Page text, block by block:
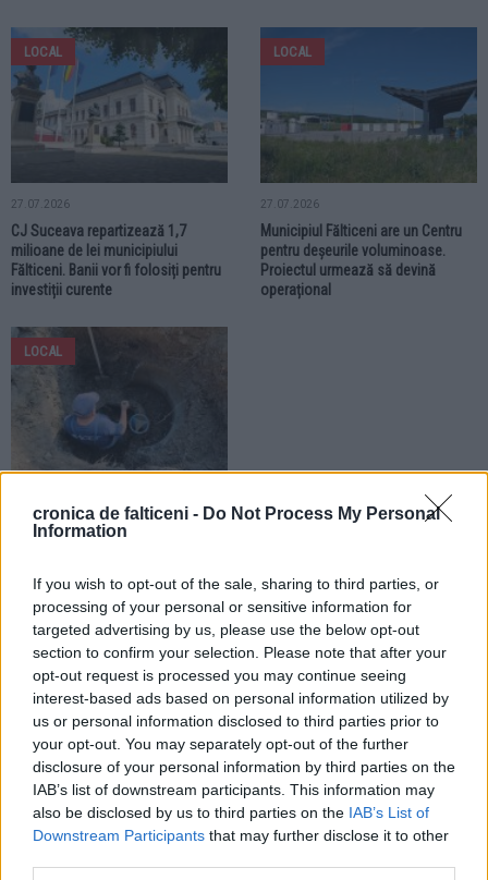
cronica de falticeni - Do Not Process My Personal
Information
If you wish to opt-out of the sale, sharing to third parties, or
processing of your personal or sensitive information for
targeted advertising by us, please use the below opt-out
section to confirm your selection. Please note that after your
opt-out request is processed you may continue seeing
interest-based ads based on personal information utilized by
us or personal information disclosed to third parties prior to
your opt-out. You may separately opt-out of the further
disclosure of your personal information by third parties on the
IAB’s list of downstream participants. This information may
also be disclosed by us to third parties on the IAB’s List of
Downstream Participants that may further disclose it to other
LOCAL
27.07.2026
CJ Suceava repartizează 1,7
milioane de lei municipiului
Fălticeni. Banii vor fi folosiți pentru
investiții curente
LOCAL
27.07.2026
Municipiul Fălticeni are un Centru
pentru deșeurile voluminoase.
Proiectul urmează să devină
operațional
LOCAL
ACET Fălticeni anunță sistarea apei
străzi